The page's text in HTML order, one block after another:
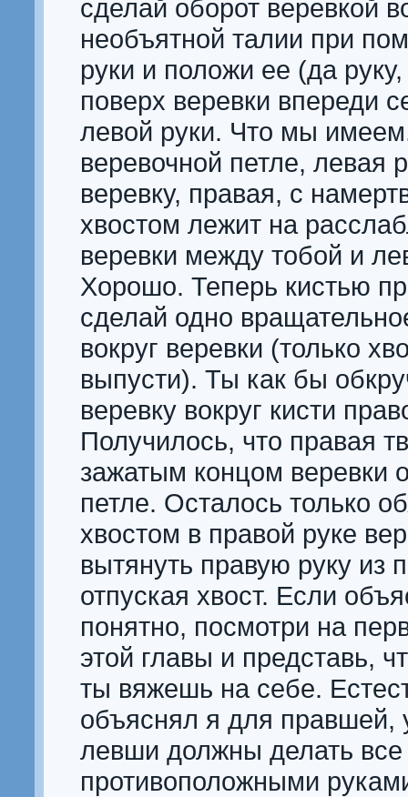
сделай оборот веревкой
необъятной талии при
руки и положи ее (да
поверх веревки впереди
левой руки. Что мы
веревочной петле, левая
веревку, правая, с
хвостом лежит на
веревки между тобой и
Хорошо. Теперь кистью
сделай одно
вокруг веревки (только
выпусти). Ты как бы
веревку вокруг кисти
Получилось, что правая
зажатым концом веревки
петле. Осталось только
хвостом в правой руке
вытянуть правую руку из
отпуская хвост. Если
понятно, посмотри на
этой главы и представь,
ты вяжешь на себе.
объяснял я для правшей,
левши должны делать все
противоположными